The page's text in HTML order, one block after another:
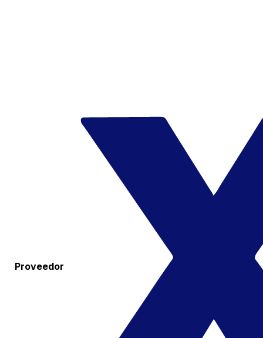
Proveedor